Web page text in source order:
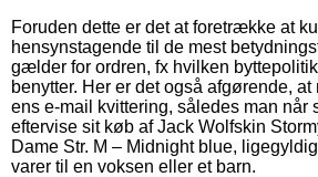
Foruden dette er det at foretrække at
hensynstagende til de mest
gælder for ordren, fx hvilken
benytter. Her er det også afgørende,
ens e-mail kvittering, således man når
eftervise sit køb af Jack Wolfskin
Dame Str. M – Midnight blue,
varer til en voksen eller et barn.